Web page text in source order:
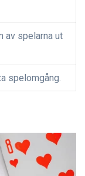
av spelarna ut
spelomgång.